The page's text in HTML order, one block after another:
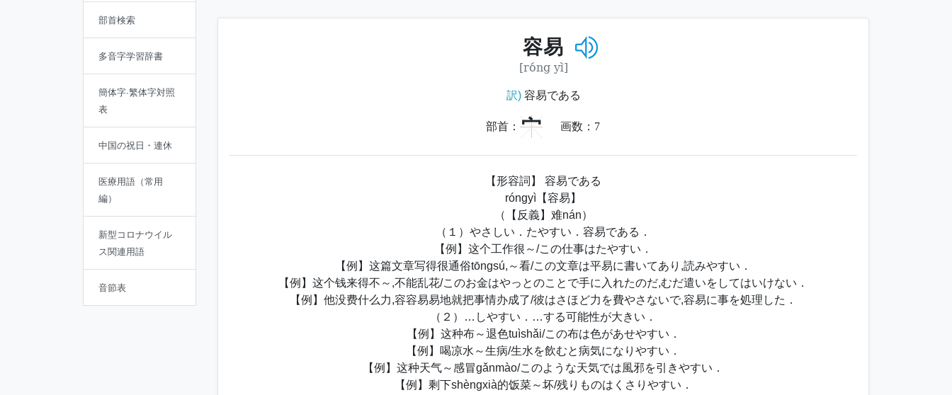
部首検索
多音字学習辞書
簡体字·繁体字対照
表
中国の祝日・連休
医療用語（常用
編）
新型コロナウイル
ス関連用語
音節表
容易
[róng yì]
訳)容易である
部首： 宀 画数： 7
【形容詞】 容易である
róngyì【容易】
（【反義】难nán）
（１）やさしい．たやすい．容易である．
【例】这个工作很～/この仕事はたやすい．
【例】这篇文章写得很通俗tōngsú,～看/この文章は平易に書いてあり,読みやすい．
【例】这个钱来得不～,不能乱花/このお金はやっとのことで手に入れたのだ,むだ遣いをしてはいけない．
【例】他没费什么力,容容易易地就把事情办成了/彼はさほど力を費やさないで,容易に事を処理した．
（２）…しやすい．…する可能性が大きい．
【例】这种布～退色tuìshǎi/この布は色があせやすい．
【例】喝凉水～生病/生水を飲むと病気になりやすい．
【例】这种天气～感冒gǎnmào/このような天気では風邪を引きやすい．
【例】剩下shèngxià的饭菜～坏/残りものはくさりやすい．